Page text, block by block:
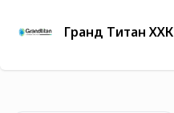
Гранд Титан ХХК